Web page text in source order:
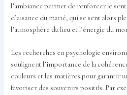
l’ambiance permet de renforcer le
d’aisance du marié, qui se sent alors
l’atmosphère du lieu et l’énergie du
Les recherches en psychologie
soulignent l’importance de la
couleurs et les matières pour garantir
favoriser des souvenirs positifs. Par